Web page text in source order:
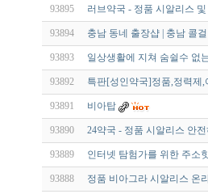
93895 러브약국 - 정품 시알리스
93894 충남 동네 출장샵 | 충남 콜
93893 일상생활에 지쳐 숨쉴수 없
93892 특판[성인약국]정품,정력제
93891 비아탑
93890 24약국 - 정품 시알리스 안
93889 인터넷 탐험가를 위한 주소
93888 정품 비아그라 시알리스 온